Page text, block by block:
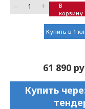
– +
В
корзину
Купить в 1
61 890
Купить